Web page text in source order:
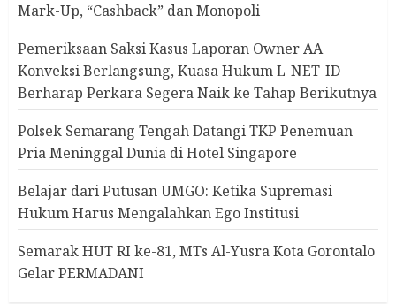
Mark-Up, “Cashback” dan Monopoli
Pemeriksaan Saksi Kasus Laporan Owner AA
Konveksi Berlangsung, Kuasa Hukum L-NET-ID
Berharap Perkara Segera Naik ke Tahap Berikutnya
Polsek Semarang Tengah Datangi TKP Penemuan
Pria Meninggal Dunia di Hotel Singapore
Belajar dari Putusan UMGO: Ketika Supremasi
Hukum Harus Mengalahkan Ego Institusi
Semarak HUT RI ke-81, MTs Al-Yusra Kota Gorontalo
Gelar PERMADANI